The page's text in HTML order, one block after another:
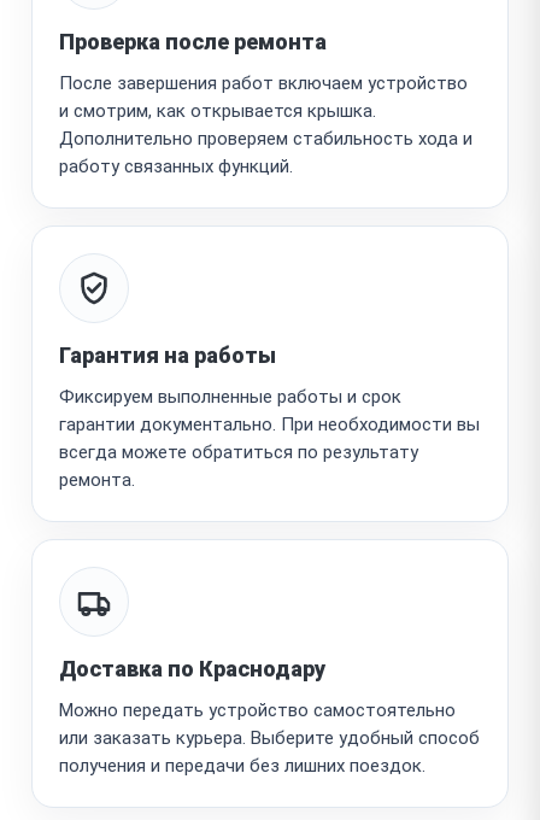
Проверка после ремонта
После завершения работ включаем устройство
и смотрим, как открывается крышка.
Дополнительно проверяем стабильность хода и
работу связанных функций.
Гарантия на работы
Фиксируем выполненные работы и срок
гарантии документально. При необходимости вы
всегда можете обратиться по результату
ремонта.
Доставка по Краснодару
Можно передать устройство самостоятельно
или заказать курьера. Выберите удобный способ
получения и передачи без лишних поездок.